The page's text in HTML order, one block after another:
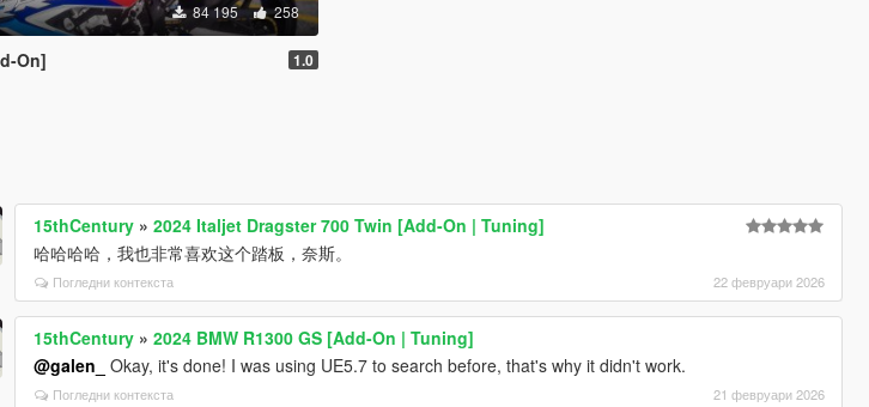
84 195 258
On] 1.0
15thCentury »2024 Italjet Dragster 700 Twin [Add-On | Tuning]
哈哈哈哈，我也非常喜欢这个踏板，奈斯。
Погледни контекста 22 февруари 2026
15thCentury »2024 BMW R1300 GS [Add-On | Tuning]
@galen_
Okay, it's done! I was using UE5.7 to search before, that's why it didn't work.
Погледни контекста 21 февруари 2026